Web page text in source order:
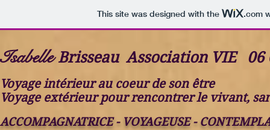
This site was designed with the .com
Isabelle Brisseau Association VIE 06
Voyage intérieur au coeur de son être
Voyage extérieur pour rencontrer le vivant,
ACCOMPAGNATRICE - VOYAGEUSE -